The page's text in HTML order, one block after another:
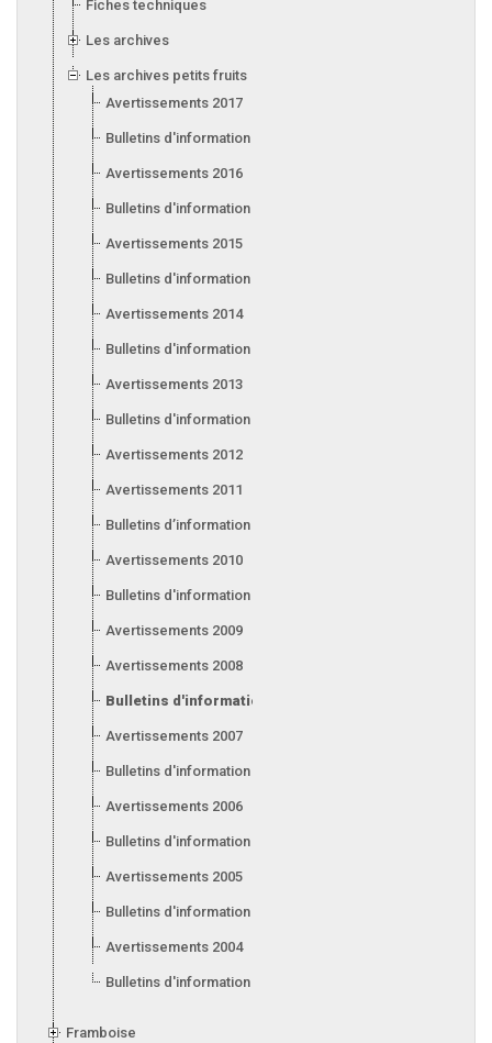
Fiches techniques
Les archives
Les archives petits fruits
Avertissements 2017
Bulletins d'information 2017
Avertissements 2016
Bulletins d'information 2016
Avertissements 2015
Bulletins d'information 2015
Avertissements 2014
Bulletins d'information 2014
Avertissements 2013
Bulletins d'information 2013
Avertissements 2012
Avertissements 2011
Bulletins d’information 2011
Avertissements 2010
Bulletins d'information 2010
Avertissements 2009
Avertissements 2008
Bulletins d'information 2008
Avertissements 2007
Bulletins d'information 2007
Avertissements 2006
Bulletins d'information 2006
Avertissements 2005
Bulletins d'information 2005
Avertissements 2004
Bulletins d'information 2004
Framboise